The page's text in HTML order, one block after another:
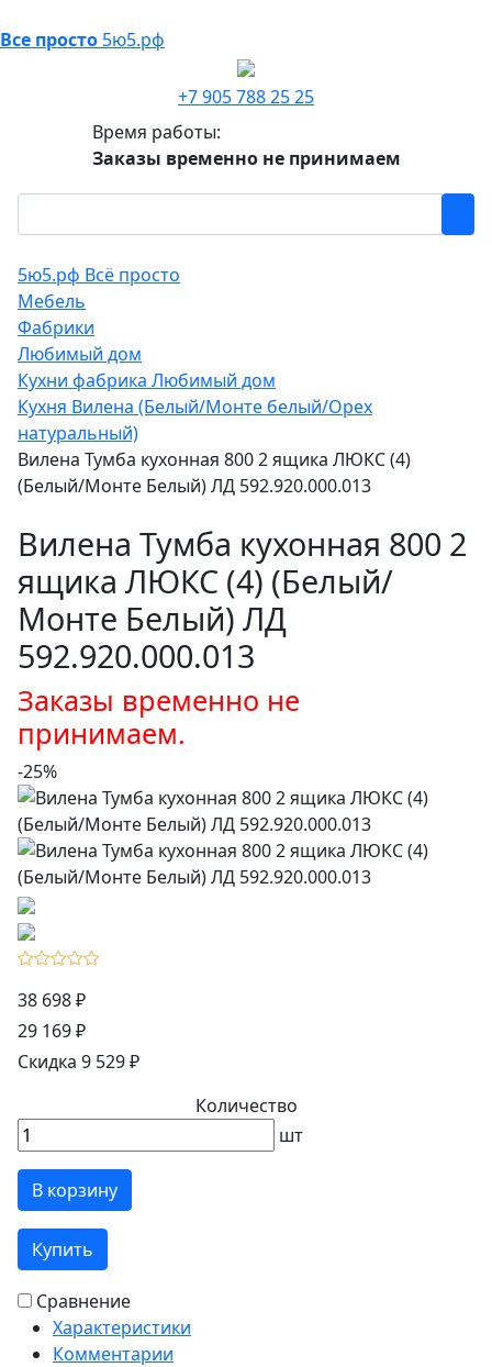
Все просто 5ю5.рф
+7 905 788 25 25
Время работы:
Заказы временно не принимаем
5ю5.рф Всё просто
Мебель
Фабрики
Любимый дом
Кухни фабрика Любимый дом
Кухня Вилена (Белый/Монте белый/Орех
натуральный)
Вилена Тумба кухонная 800 2 ящика ЛЮКС (4)
(Белый/Монте Белый) ЛД 592.920.000.013
Вилена Тумба кухонная 800 2
ящика ЛЮКС (4) (Белый/
Монте Белый) ЛД
592.920.000.013
Заказы временно не
принимаем.
-25%
38 698 ₽
29 169 ₽
Скидка 9 529 ₽
Количество
шт
В корзину
Купить
Сравнение
Характеристики
Комментарии